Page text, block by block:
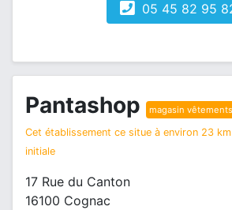
05 45 82 95
Pantashop magasin vêtements
Cet établissement ce situe à environ 23
initiale
17 Rue du Canton
16100 Cognac